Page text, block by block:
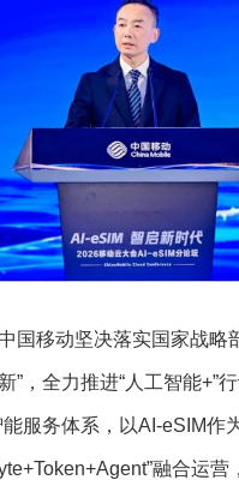
国移动坚决落实国家战略
”，全力推进“人工智能+”
服务体系，以AI-eSIM作
融合运